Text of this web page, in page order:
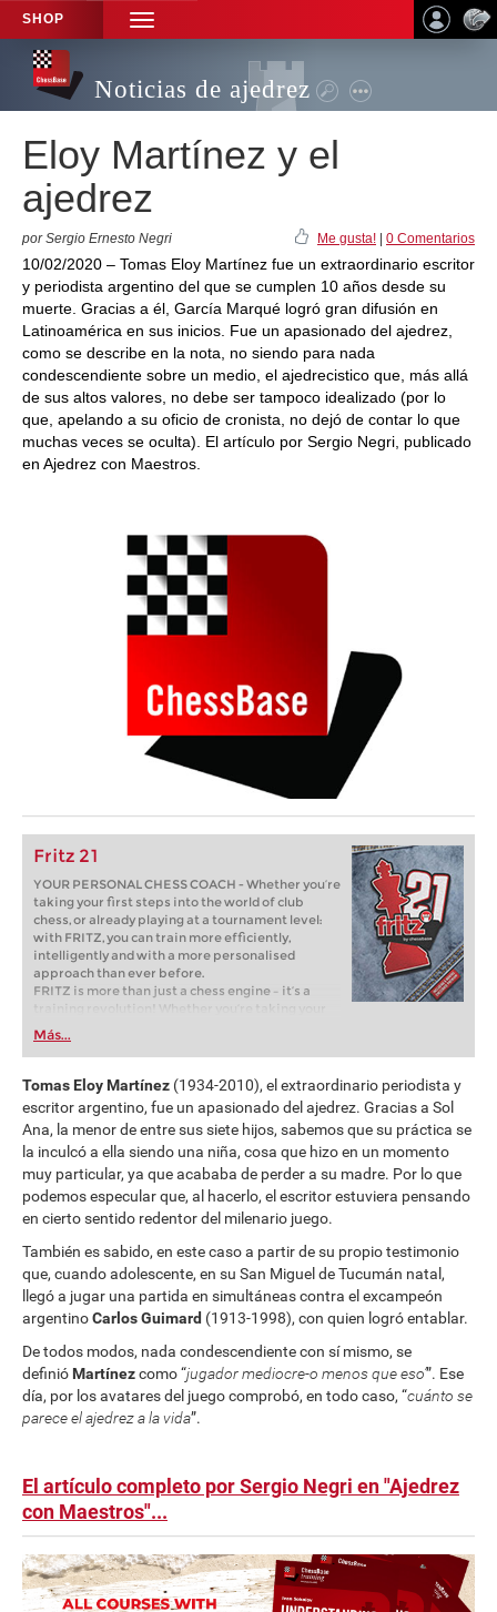
SHOP
TOGGLE
NAVIGATION
Noticias de ajedrez
Eloy Martínez y el
ajedrez
por Sergio Ernesto Negri Me gusta! 0 Comentarios
10/02/2020 – Tomas Eloy Martínez fue un extraordinario escritor
y periodista argentino del que se cumplen 10 años desde su
muerte. Gracias a él, García Marqué logró gran difusión en
Latinoamérica en sus inicios. Fue un apasionado del ajedrez,
como se describe en la nota, no siendo para nada
condescendiente sobre un medio, el ajedrecistico que, más allá
de sus altos valores, no debe ser tampoco idealizado (por lo
que, apelando a su oficio de cronista, no dejó de contar lo que
muchas veces se oculta). El artículo por Sergio Negri, publicado
en Ajedrez con Maestros.
Fritz 21
YOUR PERSONAL CHESS COACH - Whether you’re
taking your first steps into the world of club
chess, or already playing at a tournament level:
with FRITZ, you can train more efficiently,
intelligently and with a more personalised
approach than ever before.
FRITZ is more than just a chess engine – it’s a
training revolution! Whether you’re taking your
first steps into the world of club chess, or already
playing at a tournament level: with FRITZ, you can
train more efficiently, intelligently and with a
more personalised approach than ever before.
Más...
Tomas Eloy Martínez (1934-2010), el extraordinario periodista y
escritor argentino, fue un apasionado del ajedrez. Gracias a Sol
Ana, la menor de entre sus siete hijos, sabemos que su práctica se
la inculcó a ella siendo una niña, cosa que hizo en un momento
muy particular, ya que acababa de perder a su madre. Por lo que
podemos especular que, al hacerlo, el escritor estuviera pensando
en cierto sentido redentor del milenario juego.
También es sabido, en este caso a partir de su propio testimonio
que, cuando adolescente, en su San Miguel de Tucumán natal,
llegó a jugar una partida en simultáneas contra el excampeón
argentinoCarlos Guimard (1913-1998), con quien logró entablar.
De todos modos, nada condescendiente con sí mismo, se
definió Martínezcomo “jugador mediocre-o menos que eso’”. Ese
día, por los avatares del juego comprobó, en todo caso, “cuánto se
parece el ajedrez a la vida”.
El artículo completo por Sergio Negri en "Ajedrez
con Maestros"...